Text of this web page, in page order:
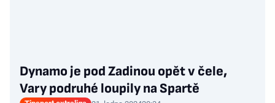
Dynamo je pod Zadinou opět v čele,
Vary podruhé loupily na Spartě